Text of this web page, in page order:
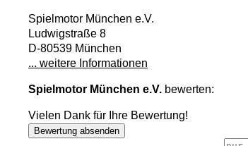
Spielmotor München e.V.
Ludwigstraße 8
D-80539 München
... weitere Informationen
Spielmotor München e.V. bewerten:
Vielen Dank für Ihre Bewertung!
Bewertung absenden